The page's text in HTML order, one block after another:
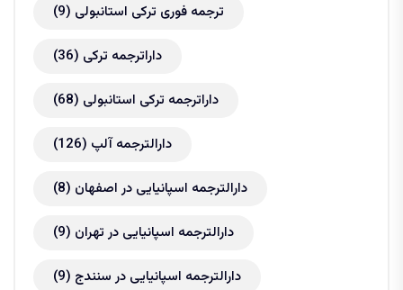
ترجمه فوری ترکی استانبولی (9)
داراترجمه ترکی (36)
داراترجمه ترکی استانبولی (68)
دارالترجمه آلپ (126)
دارالترجمه اسپانیایی در اصفهان (8)
دارالترجمه اسپانیایی در تهران (9)
دارالترجمه اسپانیایی در سنندج (9)